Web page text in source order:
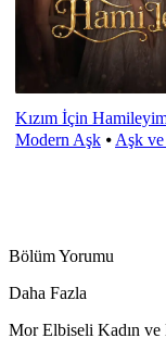
Kızım İçin
Modern Aşk ⦁ Aşk
Bölüm Yorumu
Daha Fazla
Mor Elbiseli Kadın ve